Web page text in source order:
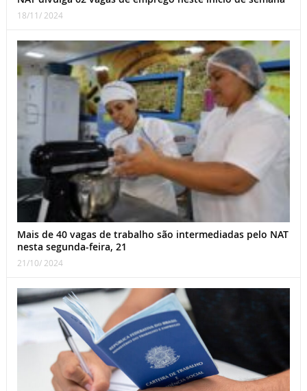
18/11/ 2024
Mais de 40 vagas de trabalho são intermediadas pelo NAT
nesta segunda-feira, 21
21/10/ 2024